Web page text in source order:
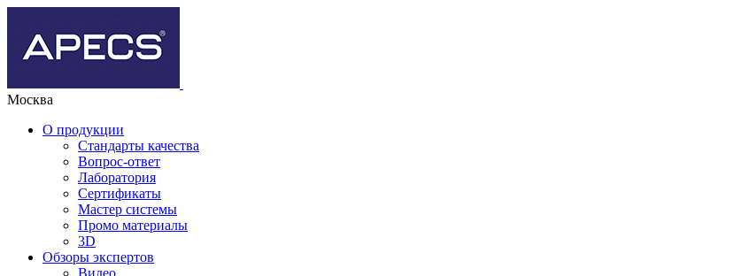
Москва
О продукции
Стандарты качества
Вопрос-ответ
Лаборатория
Сертификаты
Мастер системы
Промо материалы
3D
Обзоры экспертов
Видео